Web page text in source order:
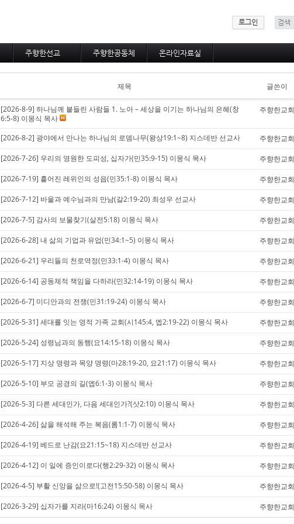
로그인
주향한선교 주향한공동체
주향한포토
대표기도
온라인자료실
제목 글쓴이
[2026-8-9] 하나님께 붙들린 사람들 1. 노아 – 세상을 이기는 하나님의 은혜(창
6:5-8) 이몽식 목사
주향한교회
[2026-8-2] 광야에서 만나는 하나님의 로뎀나무(왕상19:1~8) 지스데반 선교사 주향한교회
[2026-7-26] 우리의 영원한 도피성, 십자가(민35:9-15) 이몽식 목사 주향한교회
[2026-7-19] 흩어진 레위인의 성읍(민35:1-8) 이몽식 목사 주향한교회
[2026-7-12] 바울과 예수님과의 만남(갈2:19-20) 최성우 선교사 주향한교회
[2026-7-5] 감사의 보물찾기(살전5:18) 이몽식 목사 주향한교회
[2026-6-28] 내 삶의 기업과 유업(민34:1~5) 이몽식 목사 주향한교회
[2026-6-21] 우리들의 천로역정(민33:1-4) 이몽식 목사 주향한교회
[2026-6-14] 공동체적 책임을 다하라(민32:14-19) 이몽식 목사 주향한교회
[2026-6-7] 미디안과의 전쟁(민31:19-24) 이몽식 목사 주향한교회
[2026-5-31] 세대를 잇는 영적 가족 교회(시145:4, 엡2:19-22) 이몽식 목사 주향한교회
[2026-5-24] 성령님과의 동행(요14:15-18) 이몽식 목사 주향한교회
[2026-5-17] 지상 명령과 목양 명령(마28:19-20, 요21:17) 이몽식 목사 주향한교회
[2026-5-10] 부모 공경의 길(엡6:1-3) 이몽식 목사 주향한교회
[2026-5-3] 다른 세대인가, 다음 세대인가?(삿2:10) 이몽식 목사 주향한교회
[2026-4-26] 삶을 해석해 주는 복음(롬1:1-7) 이몽식 목사 주향한교회
[2026-4-19] 베드로 난감(요21:15~18) 지스데반 선교사 주향한교회
[2026-4-12] 이 일에 증인이로다(행2:29-32) 이몽식 목사 주향한교회
[2026-4-5] 부활 신앙을 삶으로!(고전15:50-58) 이몽식 목사 주향한교회
[2026-3-29] 십자가를 지라(마16:24) 이몽식 목사 주향한교회